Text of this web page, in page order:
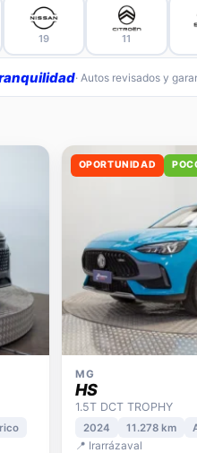
19 11
· Autos revisados y
MG
HS
1.5T DCT TROPHY
2024 11.278 km